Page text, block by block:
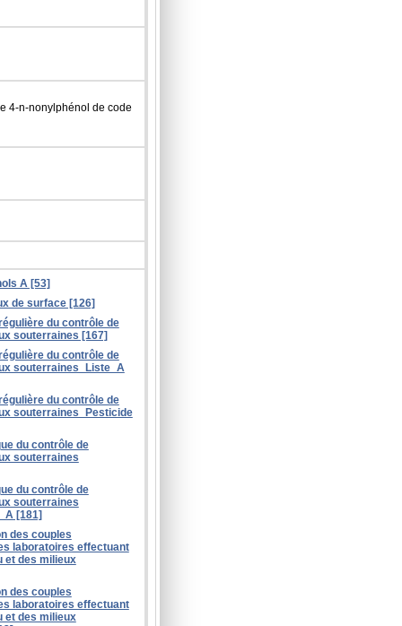
4-n-nonylphénol de code
A [53]
de surface [126]
du contrôle de
souterraines [167]
du contrôle de
souterraines_Liste_A
du contrôle de
souterraines_Pesticide
du contrôle de
souterraines
du contrôle de
souterraines
[181]
des couples
laboratoires effectuant
et des milieux
des couples
laboratoires effectuant
et des milieux